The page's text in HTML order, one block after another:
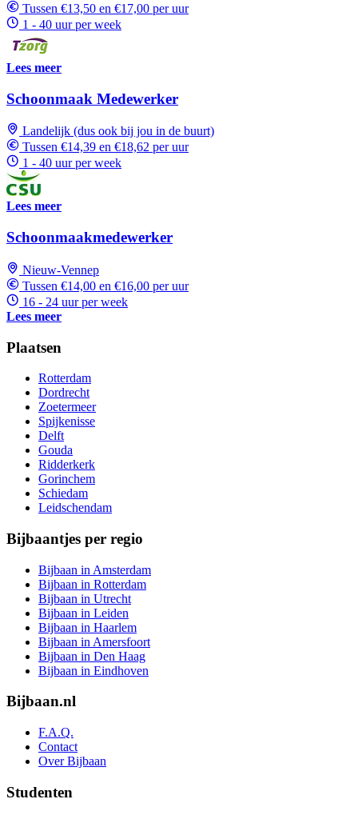
Tussen €13,50 en €17,00 per uur
1 - 40 uur per week
Lees meer
Schoonmaak Medewerker
Landelijk (dus ook bij jou in de buurt)
Tussen €14,39 en €18,62 per uur
1 - 40 uur per week
Lees meer
Schoonmaakmedewerker
Nieuw-Vennep
Tussen €14,00 en €16,00 per uur
16 - 24 uur per week
Lees meer
Plaatsen
Rotterdam
Dordrecht
Zoetermeer
Spijkenisse
Delft
Gouda
Ridderkerk
Gorinchem
Schiedam
Leidschendam
Bijbaantjes per regio
Bijbaan in Amsterdam
Bijbaan in Rotterdam
Bijbaan in Utrecht
Bijbaan in Leiden
Bijbaan in Haarlem
Bijbaan in Amersfoort
Bijbaan in Den Haag
Bijbaan in Eindhoven
Bijbaan.nl
F.A.Q.
Contact
Over Bijbaan
Studenten